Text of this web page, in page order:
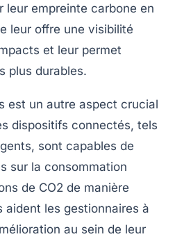
leur empreinte carbone en
leur offre une visibilité
et leur permet
plus durables.
est un autre aspect crucial
dispositifs connectés, tels
sont capables de
sur la consommation
de CO2 de manière
aident les gestionnaires à
au sein de leur